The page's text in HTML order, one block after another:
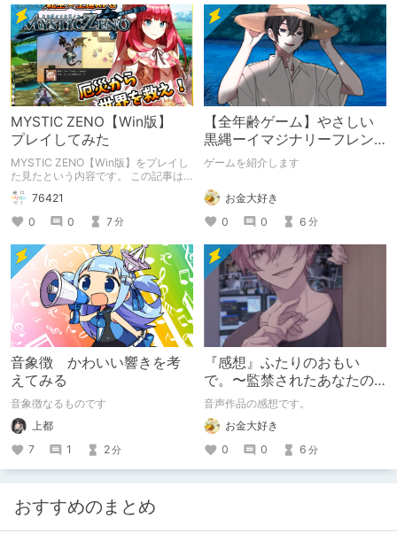
MYSTIC ZENO【Win版】
プレイしてみた
MYSTIC ZENO【Win版】をプレイし
た見たという内容です。 この記事は
通常のクリエイターズ記事です。
76421
0
0 7分
【全年齢ゲーム】やさしい
黒縄ーイマジナリーフレン
ドの「彼」と過ごすおぼん
ゲームを紹介します
お金大好き
0
0 6 分
音象徴 かわいい響きを考
えてみる
音象徴なるものです
上都
7
1 2分
『感想』ふたりのおもい
で。〜監禁されたあなたの
末路〜【がるまに限定特典
付き】
音声作品の感想です。
お金大好き
0
0 6 分
おすすめのまとめ